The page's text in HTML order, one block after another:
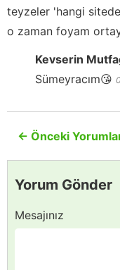
teyzeler 'hangi
o zaman foyam
Kevserin
Sümeyracım😘
← Önceki
Yorum Gönder
Mesajınız